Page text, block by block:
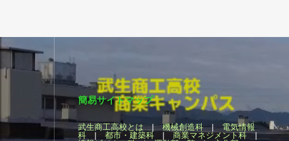
簡易サイトマップ
武生商工高校とは|機械創造科| 電気情報
科 | 都市・建築科 | 商業マネジメント科|